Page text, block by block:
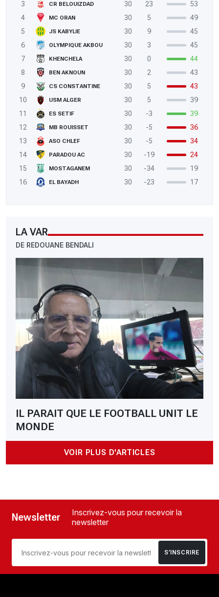
3
CR BELOUIZDAD 30 23
53
4
MC ORAN 30 5
49
5
JS KABYLIE 30 9
45
6
OLYMPIQUE AKBOU 30 3
45
7
KHENCHELA 30 0
44
8
BEN AKNOUN 30 2
43
9
CS CONSTANTINE 30 5
43
10
USM ALGER 30 5
39
11
ES SETIF 30 -3
39
12
MB ROUISSET 30 -5
36
13
ASO CHLEF 30 -5
34
14
PARADOU AC 30 -19
24
15
MOSTAGANEM 30 -34
19
16
EL BAYADH 30 -23 17
LA VAR
DE REDOUANE BENDALI
IL PARAIT QUE LE FOOTBALL UNIT LE
MONDE
VOIR PLUS D'ARTICLES
Newsletter
Inscrivez-vous pour recevoir la
newsletter
S’INSCRIRE